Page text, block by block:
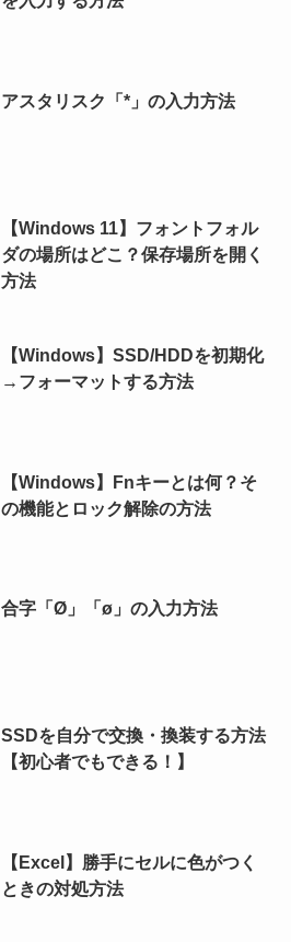
アスタリスク「*」の入力方法
【Windows 11】フォントフォル
ダの場所はどこ？保存場所を開く
方法
【Windows】SSD/HDDを初期化
→フォーマットする方法
【Windows】Fnキーとは何？そ
の機能とロック解除の方法
合字「Ø」「ø」の入力方法
SSDを自分で交換・換装する方法
【初心者でもできる！】
【Excel】勝手にセルに色がつく
ときの対処方法